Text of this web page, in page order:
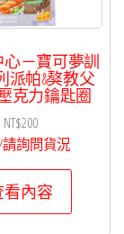
－寶可夢訓
派帕&獒教父
克力鑰匙圈
NT$200
詢問貨況
看內容